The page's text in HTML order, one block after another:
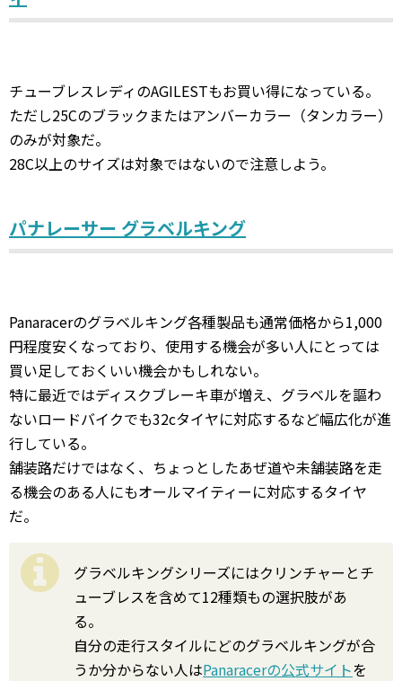
チューブレスレディのAGILESTもお買い得になっている。
ただし25Cのブラックまたはアンバーカラー（タンカラー）
のみが対象だ。
28C以上のサイズは対象ではないので注意しよう。
パナレーサー グラベルキング
Panaracerのグラベルキング各種製品も通常価格から1,000
円程度安くなっており、使用する機会が多い人にとっては
買い足しておくいい機会かもしれない。
特に最近ではディスクブレーキ車が増え、グラベルを謳わ
ないロードバイクでも32cタイヤに対応するなど幅広化が進
行している。
舗装路だけではなく、ちょっとしたあぜ道や未舗装路を走
る機会のある人にもオールマイティーに対応するタイヤ
だ。
グラベルキングシリーズにはクリンチャーとチ
ューブレスを含めて12種類もの選択肢があ
る。
自分の走行スタイルにどのグラベルキングが合
うか分からない人はPanaracerの公式サイトを